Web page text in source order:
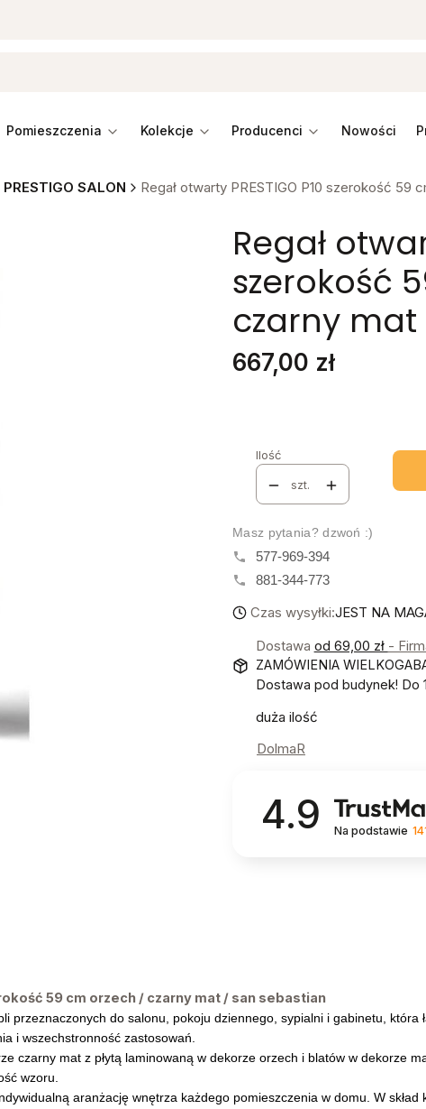
pomieszczenia kolekcje producenci
PRESTIGO SALON Regał otwarty PRESTIGO P10 szerokość 59
Regał
szerokość
czarny
Cena
667,00 zł
Poszczególne warianty mogą
Ilość
szt.
Masz pytania? dzwoń :)
577-969-394
881-344-773
Czas wysyłki:JEST NA
Dostawa od 69,00 zł -
ZAMÓWIENIA
Dostawa pod budynek! Do
duża ilość
DolmaR
4.9 Na podstawie
59 cm orzech / czarny mat / san sebastian
przeznaczonych do salonu, pokoju dziennego, sypialni i gabinetu, która
i wszechstronność zastosowań.
czarny mat z płytą laminowaną w dekorze orzech i blatów w dekorze
wzoru.
aranżację wnętrza każdego pomieszczenia w domu. W skład